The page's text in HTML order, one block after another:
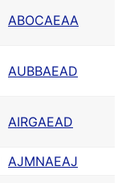
ABOCAEAA
AUBBAEAD
AIRGAEAD
AJMNAEAJ